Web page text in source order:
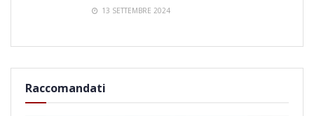
13 SETTEMBRE 2024
Raccomandati